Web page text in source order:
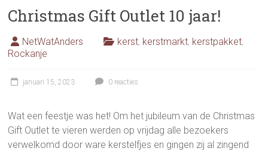
Christmas Gift Outlet 10 jaar!
NetWatAnders kerst, kerstmarkt, kerstpakket,
Rockanje
januari 15, 2023 0 reacties
Wat een feestje was het! Om het jubileum van de Christmas
Gift Outlet te vieren werden op vrijdag alle bezoekers
verwelkomd door ware kerstelfjes en gingen zij al zingend